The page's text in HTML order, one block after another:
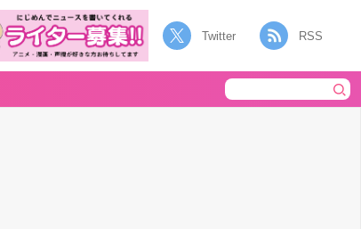
Twitter RSS